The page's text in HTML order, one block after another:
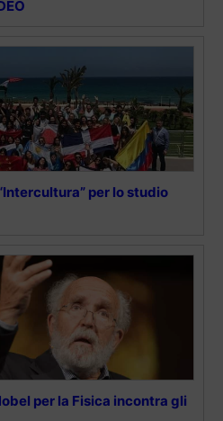
per lo studio
per la Fisica incontra gli